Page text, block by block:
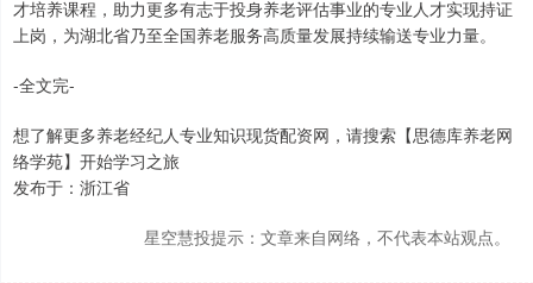
才培养课程，助力更多有志于投身养老评估事业的专业人才实现持证
上岗，为湖北省乃至全国养老服务高质量发展持续输送专业力量。
-全文完-
想了解更多养老经纪人专业知识现货配资网，请搜索【思德库养老网
络学苑】开始学习之旅
发布于：浙江省
星空慧投提示：文章来自网络，不代表本站观点。